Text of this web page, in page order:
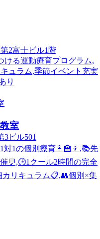
2富士ビル1階
ける運動療育プログラム,
ュラム,季節イベント充実
り
室
3ビル501
対1の個別療育👩‍🏫👦,📚先
💬,🕒1クール2時間の完全
リキュラム📋,👥個別×集